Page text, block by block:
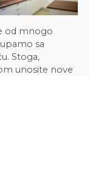
od mnogo
sa
Stoga,
unosite nove